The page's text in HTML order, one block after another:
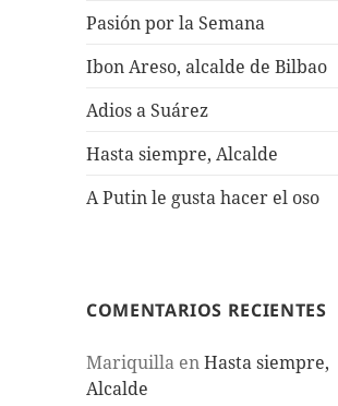
Pasión por la Semana
Ibon Areso, alcalde de Bilbao
Adios a Suárez
Hasta siempre, Alcalde
A Putin le gusta hacer el oso
COMENTARIOS RECIENTES
Mariquilla enHasta siempre,
Alcalde